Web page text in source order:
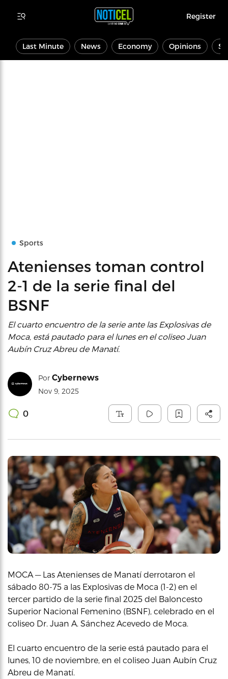
Register
Last Minute News Economy Opinions
Sports
Atenienses toman control
2-1 de la serie final del
BSNF
El cuarto encuentro de la serie ante las Explosivas de
Moca, está pautado para el lunes en el coliseo Juan
Aubín Cruz Abreu de Manatí.
Por Cybernews
Nov 9, 2025
0
MOCA — Las Atenienses de Manatí derrotaron el
sábado 80-75 a las Explosivas de Moca (1-2) en el
tercer partido de la serie final 2025 del Baloncesto
Superior Nacional Femenino (BSNF), celebrado en el
coliseo Dr. Juan A. Sánchez Acevedo de Moca.
El cuarto encuentro de la serie está pautado para el
lunes, 10 de noviembre, en el coliseo Juan Aubín Cruz
Abreu de Manatí.